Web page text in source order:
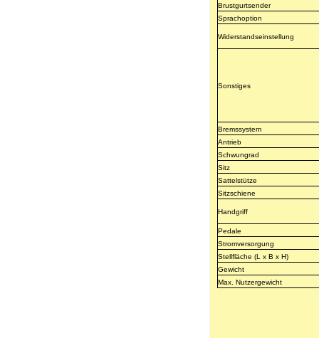
Brustgurtsender
Sprachoption
Widerstandseinstellung
Sonstiges
Bremssystem
Antrieb
Schwungrad
Sitz
Sattelstütze
Sitzschiene
Handgriff
Pedale
Stromversorgung
Stellfläche (L x B x H)
Gewicht
Max. Nutzergewicht